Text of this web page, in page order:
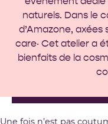
naturels. Dans le
d’Amazone,
care‧ Cet atelier a
bienfaits de la
Une fois n’est pas